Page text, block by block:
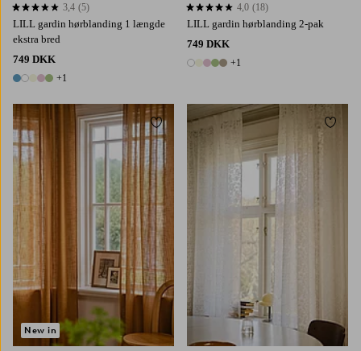
LILL gardin hørblanding 1 længde
ekstra bred
749 DKK
6 farver
+1
3,4 baseret på 5 bedømmelser
3,4 (5)
LILL gardin hørblanding 2-pak
749 DKK
6 farver
+1
4,0 baseret på 18 bedømmelser
4,0 (18)
New in
Tilføj til favoritter
220 250
Tilføj